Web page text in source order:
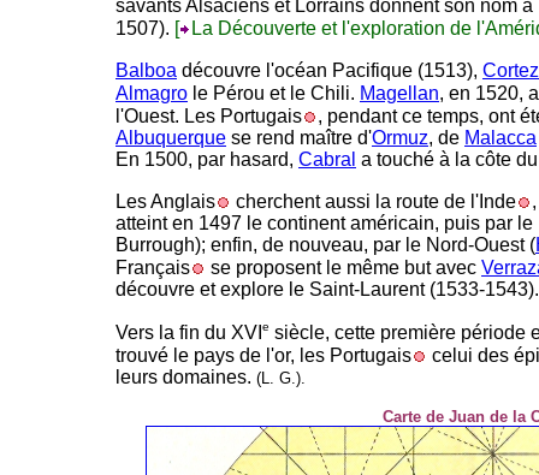
savants Alsaciens et Lorrains donnent son nom
1507). [ La Découverte et l'exploration de
Balboa découvre l'océan Pacifique (1513), Cortez
Almagro le Pérou et le Chili. Magellan, en 1520,
l'Ouest. Les Portugais
, pendant ce temps, ont
Albuquerque se rend maître d'Ormuz, de Malacca
En 1500, par hasard, Cabral a touché à la côte
Les Anglais cherchent aussi la route de l'Inde
atteint en 1497 le continent américain, puis par le
Burrough); enfin, de nouveau, par le Nord-Ouest (
Français
se proposent le même but avec
découvre et explore le Saint-Laurent (1533-1543).
Vers la fin du XVI e siècle, cette première période
trouvé le pays de l'or, les Portugais
celui des
leurs domaines. (L. G.).
Carte de Juan de la